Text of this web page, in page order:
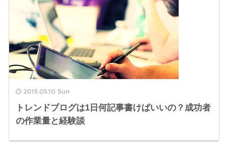
2015.05.10 Sun
トレンドブログは1日何記事書けばいいの？成功者
の作業量と経験談